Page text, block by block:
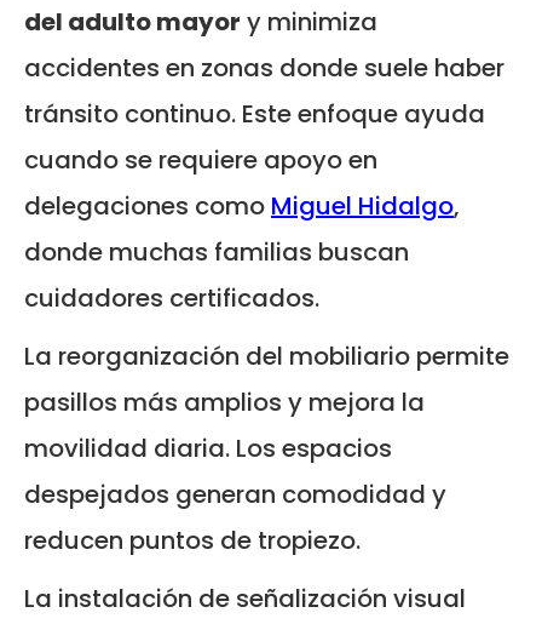
del adulto mayor y minimiza
accidentes en zonas donde suele haber
tránsito continuo. Este enfoque ayuda
cuando se requiere apoyo en
delegaciones como Miguel Hidalgo,
donde muchas familias buscan
cuidadores certificados.
La reorganización del mobiliario permite
pasillos más amplios y mejora la
movilidad diaria. Los espacios
despejados generan comodidad y
reducen puntos de tropiezo.
La instalación de señalización visual